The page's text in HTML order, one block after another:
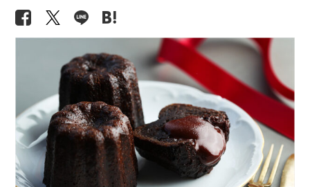
【プロ】失敗しないシュークリ
ームの簡単レシピ。冷凍保存ワ
ザや生地アレンジも必見！
【まとめ】プロ直伝、栗・さつ
まいも・かぼちゃの人気スイー
ツ簡単レシピ10選
【まとめ】簡単で美味しい！ プ
ロが教える人気のおやつレシ
ピ。材料少ないのも魅力です♪
野菜
料理の種類
調理法
イベント・ピックアップ
【プロが解説】らっきょうの漬
け方。「甘酢漬け」と「塩漬
け」2つのレシピ
【シェフ直伝】ジェノベーゼソ
ースのレシピ。意外なコツはオ
リーブ油を使わないこと!?
柚子胡椒（ゆずこしょう）の自
家製レシピ。市販品では味わえ
ないフレッシュさ！